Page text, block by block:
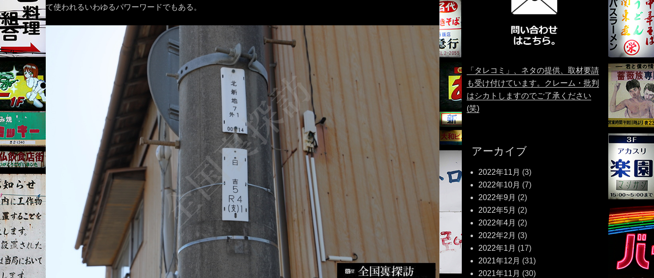
て使われるいわゆるパワーワードでもある。
「タレコミ」、ネタの提供、取材要請
も受け付けています。クレーム・批判
はシカトしますのでご了承ください
(笑)
アーカイブ
2022年11月 (3)
2022年10月 (7)
2022年9月 (2)
2022年5月 (2)
2022年4月 (2)
2022年2月 (3)
2022年1月 (17)
2021年12月 (31)
2021年11月 (30)